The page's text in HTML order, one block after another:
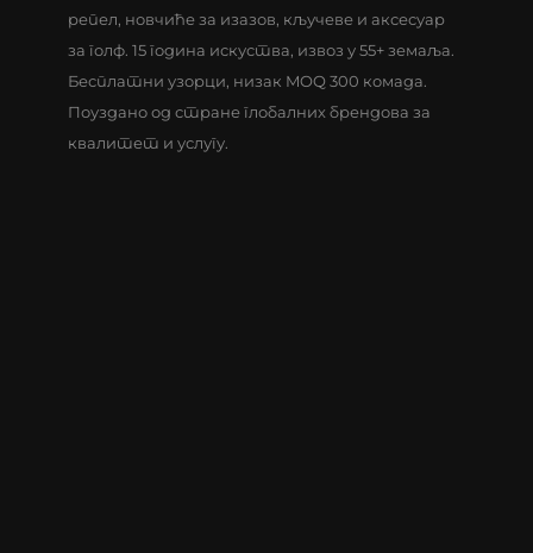
репел, новчиће за изазов, кључеве и аксесуар
за голф. 15 година искуства, извоз у 55+ земаља.
Бесплатни узорци, низак MOQ 300 комада.
Поуздано од стране глобалних брендова за
квалитет и услугу.